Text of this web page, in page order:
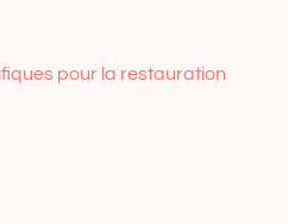
pour la restauration